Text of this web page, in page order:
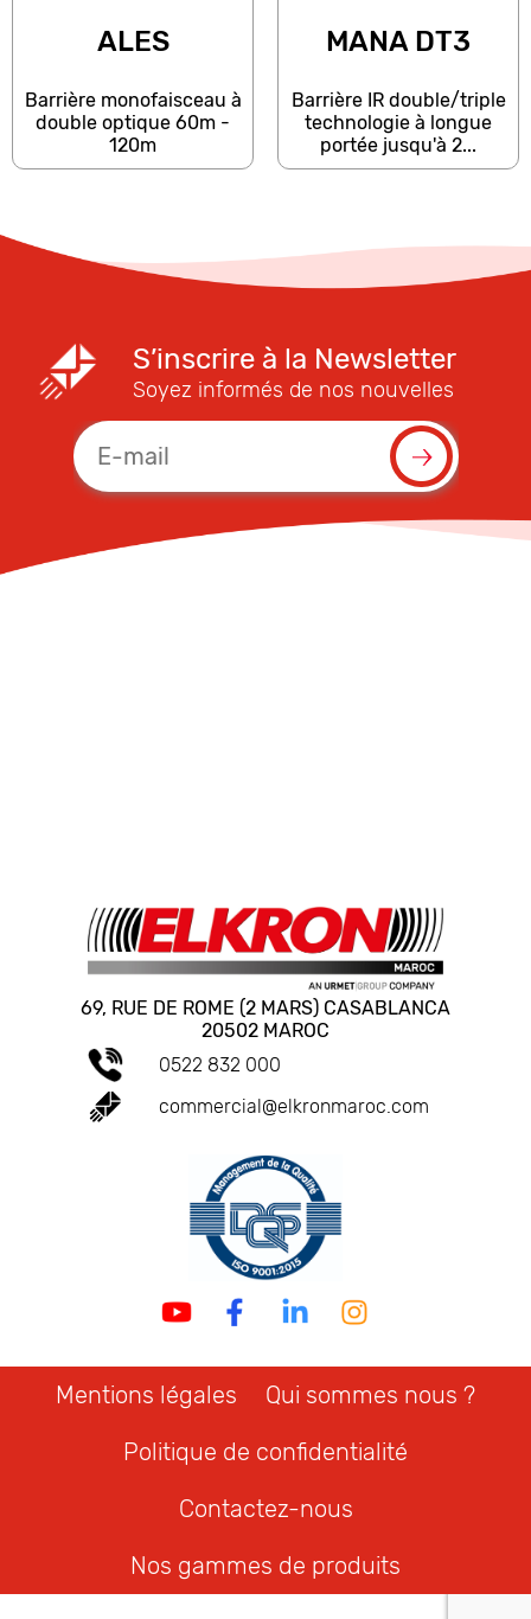
ALES
Barrière monofaisceau à
double optique 60m -
120m
MANA DT3
Barrière IR double/triple
technologie à longue
portée jusqu'à 2...
S’inscrire à la Newsletter
Soyez informés de nos nouvelles
69, RUE DE ROME (2 MARS) CASABLANCA
20502 MAROC
0522 832 000
commercial@elkronmaroc.com
Mentions légales
Qui sommes nous ?
Politique de confidentialité
Contactez-nous
Nos gammes de produits